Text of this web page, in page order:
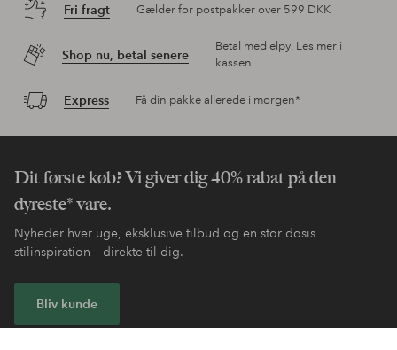
Fri fragt Gælder for postpakker over 599 DKK
Shop nu, betal senere
Betal med elpy. Les mer i
kassen.
Express Få din pakke allerede i morgen*
Dit første køb? Vi giver dig 40% rabat på den
dyreste* vare.
Nyheder hver uge, eksklusive tilbud og en stor dosis
stilinspiration – direkte til dig.
Bliv kunde